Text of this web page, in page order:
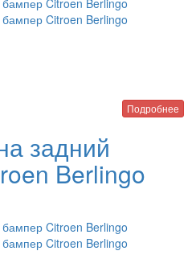
Подробнее
задний
Berlingo